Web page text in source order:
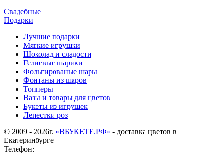
Свадебные
Подарки
Лучшие подарки
Мягкие игрушки
Шоколад и сладости
Гелиевые шарики
Фольгированые шары
Фонтаны из шаров
Топперы
Вазы и товары для цветов
Букеты из игрушек
Лепестки роз
© 2009 - 2026г. «ВБУКЕТЕ.РФ» - доставка цветов в
Екатеринбурге
Телефон: